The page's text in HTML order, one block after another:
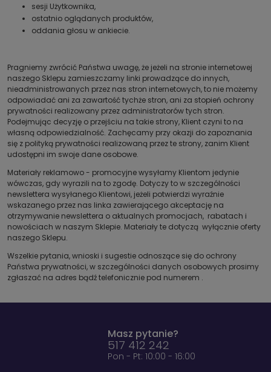
sesji Użytkownika,
ostatnio oglądanych produktów,
oddania głosu w ankiecie.
Pragniemy zwrócić Państwa uwagę, że jeżeli na stronie internetowej
naszego Sklepu zamieszczamy linki prowadzące do innych,
nieadministrowanych przez nas stron internetowych, to nie możemy
odpowiadać ani za zawartość tychże stron, ani za stopień ochrony
prywatności realizowany przez administratorów tych stron.
Podejmując decyzję o przejściu na takie strony, Klient czyni to na
własną odpowiedzialność. Zachęcamy przy okazji do zapoznania
się z polityką prywatności realizowaną przez te strony, zanim Klient
udostępni im swoje dane osobowe.
Materiały reklamowo - promocyjne wysyłamy Klientom jedynie
wówczas, gdy wyrazili na to zgodę. Dotyczy to w szczególności
newslettera wysyłanego Klientowi, jeżeli potwierdzi wyraźnie
wskazanego przez nas linka zawierającego akceptację na
otrzymywanie newslettera o aktualnych promocjach, rabatach i
nowościach w naszym Sklepie. Materiały te dotyczą wyłącznie oferty
naszego Sklepu.
Wszelkie pytania, wnioski i sugestie odnoszące się do ochrony
Państwa prywatności, w szczególności danych osobowych prosimy
zgłaszać na adres bądź telefonicznie pod numerem .
Masz pytanie?
517 412 242
Pon - Pt: 10:00 - 16:00